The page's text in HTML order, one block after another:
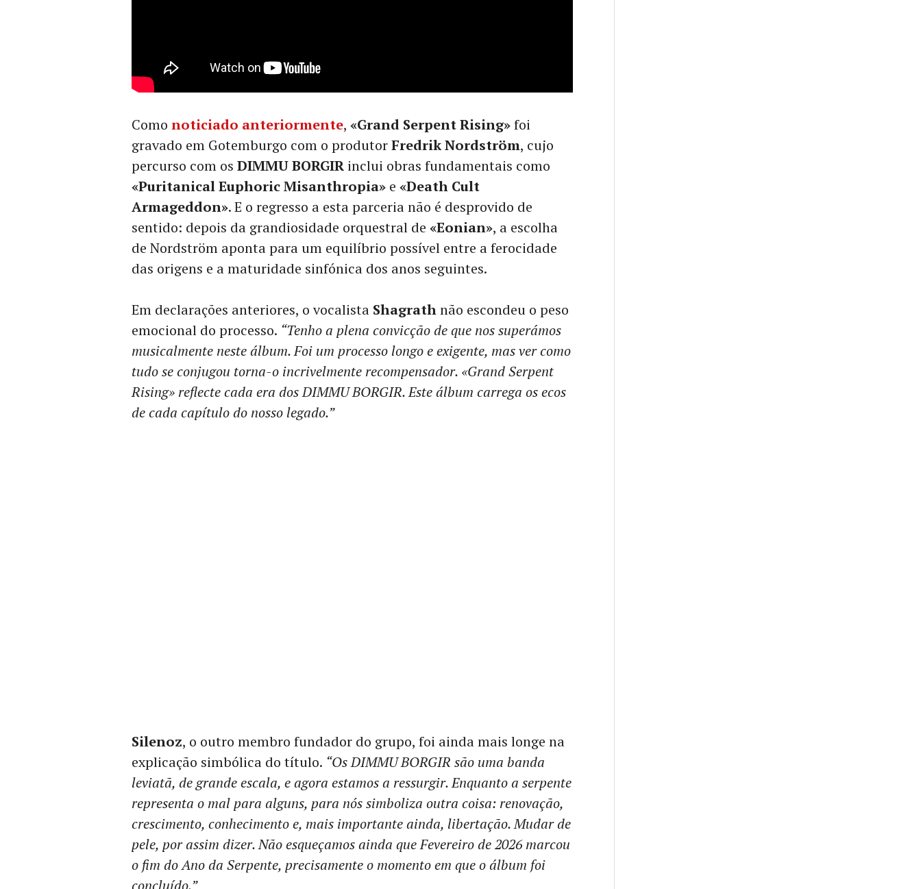
Como noticiado anteriormente, «Grand Serpent Rising»foi
gravado em Gotemburgo com o produtorFredrik Nordström, cujo
percurso com os DIMMU BORGIR inclui obras fundamentais como
«Puritanical Euphoric Misanthropia» e «Death Cult
Armageddon». E o regresso a esta parceria não é desprovido de
sentido: depois da grandiosidade orquestral de «Eonian», a escolha
de Nordström aponta para um equilíbrio possível entre a ferocidade
das origens e a maturidade sinfónica dos anos seguintes.
Em declarações anteriores, o vocalista Shagrathnão escondeu o peso
emocional do processo. “Tenho a plena convicção de que nos superámos
musicalmente neste álbum. Foi um processo longo e exigente, mas ver como
tudo se conjugou torna-o incrivelmente recompensador. «Grand Serpent
Rising» reflecte cada era dos DIMMU BORGIR. Este álbum carrega os ecos
de cada capítulo do nosso legado.”
Silenoz, o outro membro fundador do grupo, foi ainda mais longe na
explicação simbólica do título. “Os DIMMU BORGIR são uma banda
leviatã, de grande escala, e agora estamos a ressurgir. Enquanto a serpente
representa o mal para alguns, para nós simboliza outra coisa: renovação,
crescimento, conhecimento e, mais importante ainda, libertação. Mudar de
pele, por assim dizer. Não esqueçamos ainda que Fevereiro de 2026 marcou
o fim do Ano da Serpente, precisamente o momento em que o álbum foi